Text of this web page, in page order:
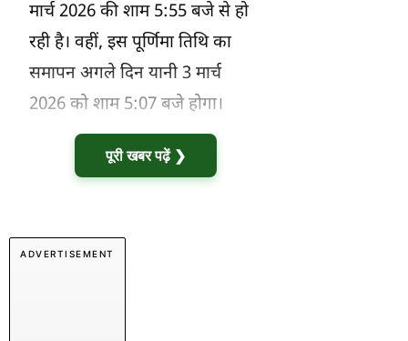
मार्च 2026 की शाम 5:55 बजे से हो
रही है। वहीं, इस पूर्णिमा तिथि का
समापन अगले दिन यानी 3 मार्च
2026 को शाम 5:07 बजे होगा।
पूरी खबर पढ़ें ❯
ADVERTISEMENT